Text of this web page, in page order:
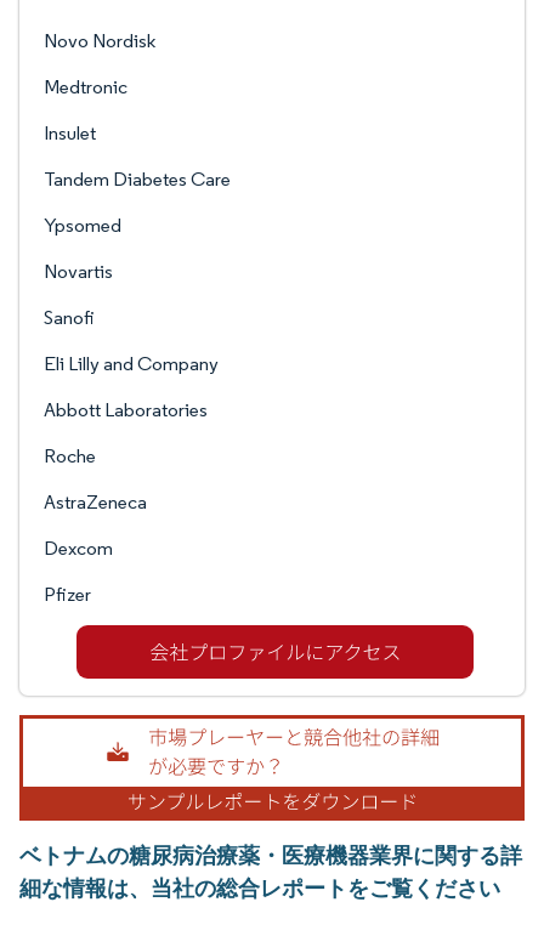
Novo Nordisk
Medtronic
Insulet
Tandem Diabetes Care
Ypsomed
Novartis
Sanofi
Eli Lilly and Company
Abbott Laboratories
Roche
AstraZeneca
Dexcom
Pfizer
ベトナムの糖尿病治療薬・医療機器業界に関する詳
細な情報は、当社の総合レポートをご覧ください